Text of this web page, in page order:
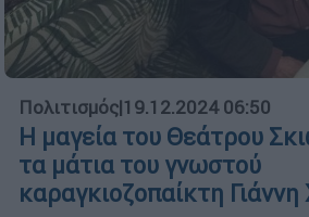
Πολιτισμός|19.12.2024 06:50
Η μαγεία του Θεάτρου
τα μάτια του γνωστού
καραγκιοζοπαίκτη